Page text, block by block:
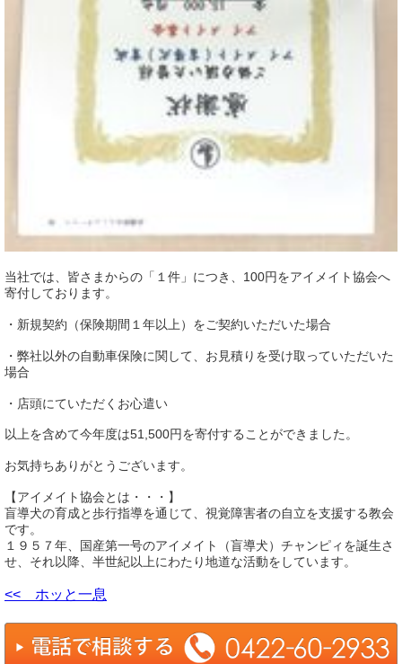
当社では、皆さまからの「１件」につき、100円をアイメイト協会へ
寄付しております。
・新規契約（保険期間１年以上）をご契約いただいた場合
・弊社以外の自動車保険に関して、お見積りを受け取っていただいた
場合
・店頭にていただくお心遣い
以上を含めて今年度は51,500円を寄付することができました。
お気持ちありがとうございます。
【アイメイト協会とは・・・】
盲導犬の育成と歩行指導を通じて、視覚障害者の自立を支援する教会
です。
１９５７年、国産第一号のアイメイト（盲導犬）チャンピィを誕生さ
せ、それ以降、半世紀以上にわたり地道な活動をしています。
<< ホッと一息